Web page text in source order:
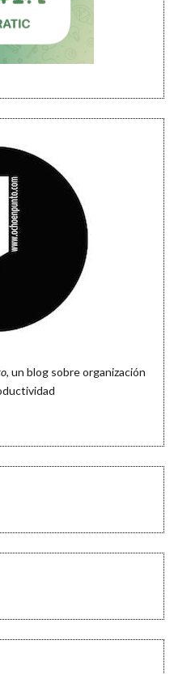
, un blog sobre organización